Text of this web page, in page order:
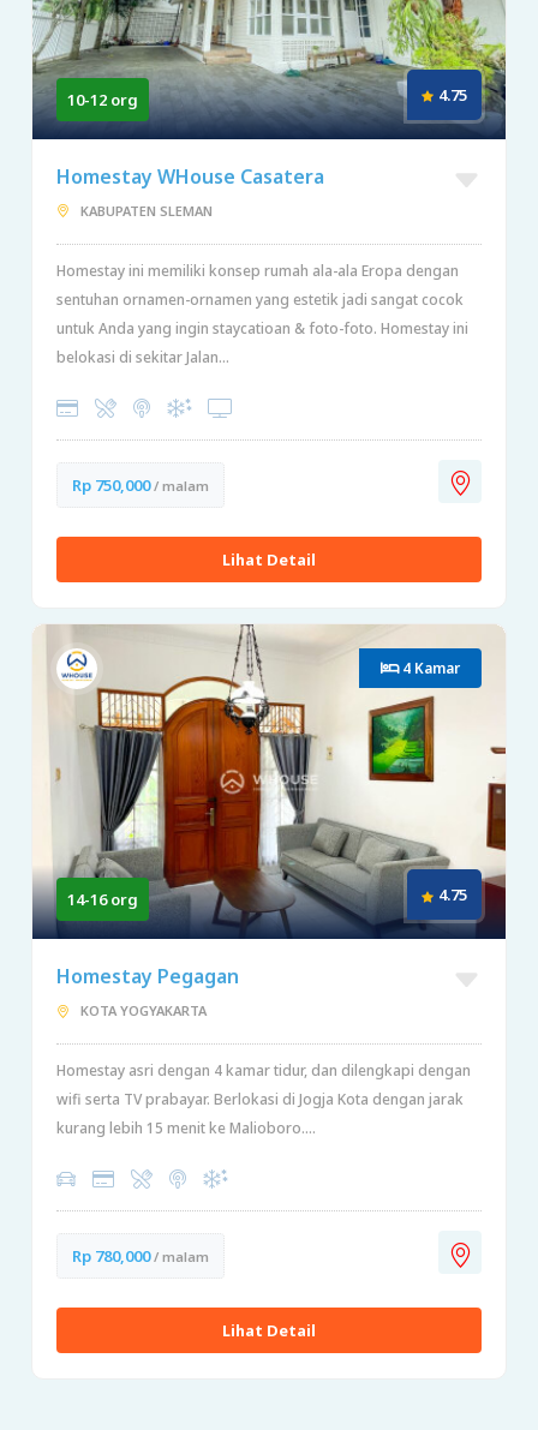
10-12 org 4.75
Homestay WHouse Casatera
KABUPATEN SLEMAN
Homestay ini memiliki konsep rumah ala-ala Eropa dengan
sentuhan ornamen-ornamen yang estetik jadi sangat cocok
untuk Anda yang ingin staycatioan & foto-foto. Homestay ini
belokasi di sekitar Jalan...
Rp 750,000/ malam
Lihat Detail
4 Kamar
14-16 org 4.75
Homestay Pegagan
KOTA YOGYAKARTA
Homestay asri dengan 4 kamar tidur, dan dilengkapi dengan
wifi serta TV prabayar. Berlokasi di Jogja Kota dengan jarak
kurang lebih 15 menit ke Malioboro....
Rp 780,000/ malam
Lihat Detail